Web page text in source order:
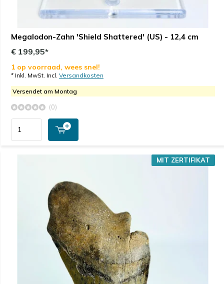
Megalodon-Zahn 'Shield Shattered' (US) - 12,4 cm
€ 199,95*
1 op voorraad, wees snel!
* Inkl. MwSt. Incl. Versandkosten
Versendet am Montag
(0)
MIT ZERTIFIKAT